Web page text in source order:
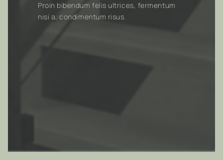
Proin bibendum felis ultrices, fermentum
nisi a, condimentum risus.